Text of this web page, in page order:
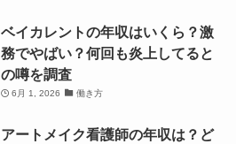
ベイカレントの年収はいくら？激
務でやばい？何回も炎上してると
の噂を調査
6月 1, 2026 働き方
アートメイク看護師の年収は？ど